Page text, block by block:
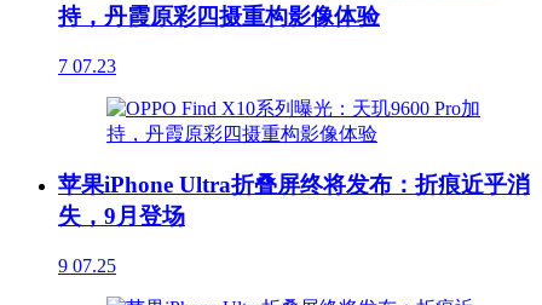
持，丹霞原彩四摄重构影像体验
7 07.23
苹果iPhone Ultra折叠屏终将发布：折痕近乎消
失，9月登场
9 07.25